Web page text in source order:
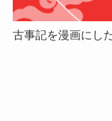
古事記を漫画にし